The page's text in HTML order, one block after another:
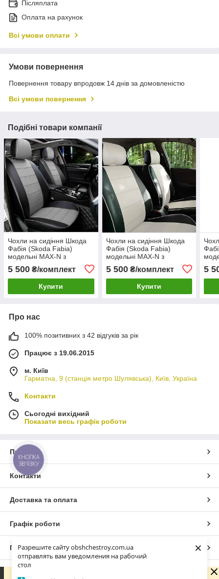
Разрешите сайту obshchestroy.com.ua
отправлять вам уведомления на рабочий
стол
×
Післяплата
Оплата на рахунок
Всі умови оплати
Умови повернення
Повернення товару впродовж 14 днів за домовленістю
Всі умови повернення
Подібні товари компанії
Чохли на сидіння Шкода
Фабія (Skoda Fabia)
модельні MAX-N з
графіт
5 500 ₴/комплект
Купити
Чохли на сидіння Шкода
Фабія (Skoda Fabia)
модельні MAX-N з
5 500₴/комплект
Купити
5
Про нас
100% позитивних з 42 відгуків за рік
Працює з 19.06.2015
м. Київ
Гарматна, 9 (станція метро Шулявська), Київ, Україна
Контакти
Сьогодні вихідний
Показати весь графік роботи
Про нас
Контакти
Доставка та оплата
Графік роботи
Повна версія сайту
КНОПКА
ЗВ'ЯЗКУ